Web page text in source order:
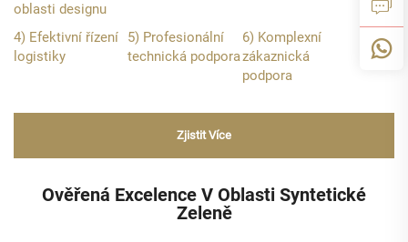
oblasti designu
4) Efektivní řízení
logistiky
5) Profesionální
technická podpora
6) Komplexní
zákaznická
podpora
Zjistit Více
Ověřená Excelence V Oblasti Syntetické
Zeleně